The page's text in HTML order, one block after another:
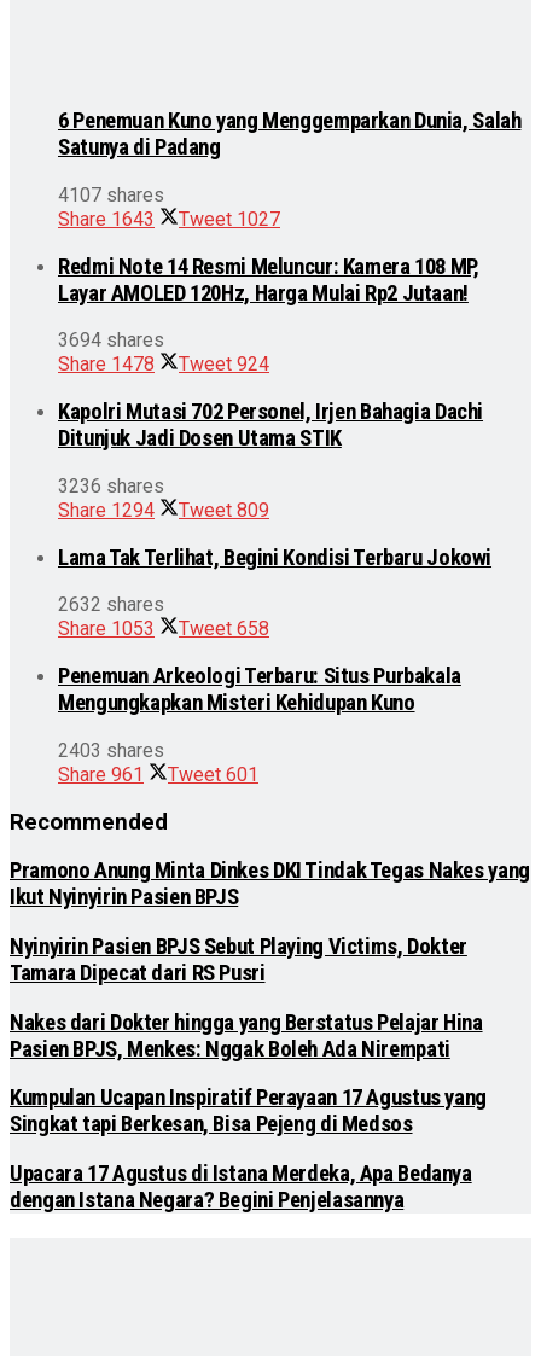
6 Penemuan Kuno yang Menggemparkan Dunia, Salah
Satunya di Padang
4107 shares
Share 1643 Tweet 1027
Redmi Note 14 Resmi Meluncur: Kamera 108 MP,
Layar AMOLED 120Hz, Harga Mulai Rp2 Jutaan!
3694 shares
Share 1478 Tweet 924
Kapolri Mutasi 702 Personel, Irjen Bahagia Dachi
Ditunjuk Jadi Dosen Utama STIK
3236 shares
Share 1294 Tweet 809
Lama Tak Terlihat, Begini Kondisi Terbaru Jokowi
2632 shares
Share 1053 Tweet 658
Penemuan Arkeologi Terbaru: Situs Purbakala
Mengungkapkan Misteri Kehidupan Kuno
2403 shares
Share 961 Tweet 601
Recommended
Pramono Anung Minta Dinkes DKI Tindak Tegas Nakes yang
Ikut Nyinyirin Pasien BPJS
Nyinyirin Pasien BPJS Sebut Playing Victims, Dokter
Tamara Dipecat dari RS Pusri
Nakes dari Dokter hingga yang Berstatus Pelajar Hina
Pasien BPJS, Menkes: Nggak Boleh Ada Nirempati
Kumpulan Ucapan Inspiratif Perayaan 17 Agustus yang
Singkat tapi Berkesan, Bisa Pejeng di Medsos
Upacara 17 Agustus di Istana Merdeka, Apa Bedanya
dengan Istana Negara? Begini Penjelasannya